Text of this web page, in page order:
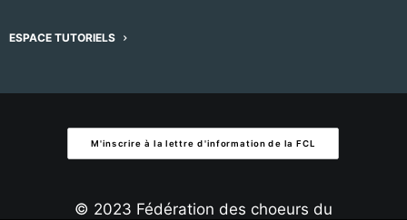
ESPACE TUTORIELS
M'inscrire à la lettre d'information de la FCL
© 2023 Fédération des choeurs du